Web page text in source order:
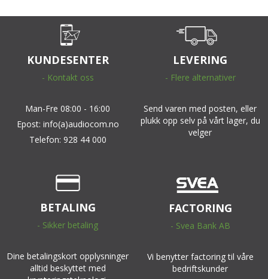
KUNDESENTER
- Kontakt oss
Man-Fre 08:00 - 16:00
Epost: info(a)audiocom.no
Telefon: 928 44 000
LEVERING
- Flere alternativer
Send varen med posten, eller
plukk opp selv på vårt lager, du
velger
BETALING
- Sikker betaling
Dine betalingskort opplysninger
alltid beskyttet med
FACTORING
- Svea Bank AB
Vi benytter factoring til våre
bedriftskunder